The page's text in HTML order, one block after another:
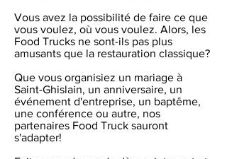
Vous avez la possibilité de faire ce que
vous voulez, où vous voulez. Alors, les
Food Trucks ne sont-ils pas plus
amusants que la restauration classique?
Que vous organisiez un mariage à
Saint-Ghislain, un anniversaire, un
événement d'entreprise, un baptême,
une conférence ou autre, nos
partenaires Food Truck sauront
s'adapter!